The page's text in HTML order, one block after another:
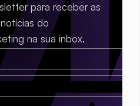
para receber as
do
na sua inbox.